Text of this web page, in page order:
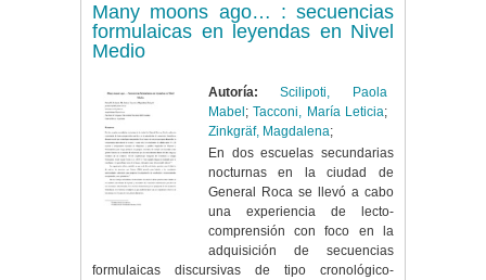
Many moons ago… : secuencias
formulaicas en leyendas en Nivel
Medio
Autoría:
Scilipoti, Paola
Mabel ;Tacconi, María Leticia;
Zinkgräf, Magdalena;
En dos escuelas secundarias
nocturnas en la ciudad de
General Roca se llevó a cabo
una experiencia de lecto-
comprensión con foco en la
adquisición de secuencias
formulaicas discursivas de tipo cronológico-